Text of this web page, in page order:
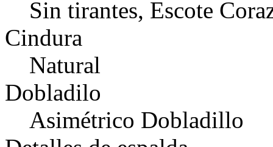
Sin tirantes, Escote
Cindura
Natural
Dobladilo
Asimétrico Dobladillo